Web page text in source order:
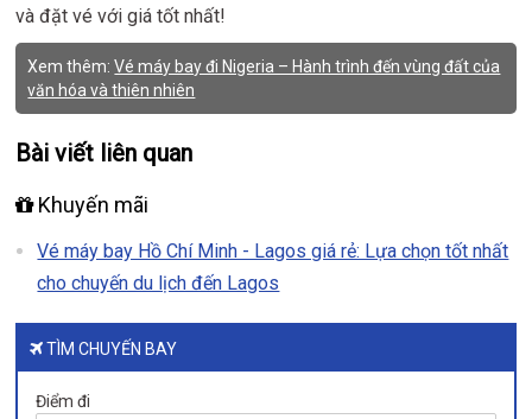
và đặt vé với giá tốt nhất!
Xem thêm:Vé máy bay đi Nigeria – Hành trình đến vùng đất của
văn hóa và thiên nhiên
Bài viết liên quan
Khuyến mãi
Vé máy bay Hồ Chí Minh - Lagos giá rẻ: Lựa chọn tốt nhất
cho chuyến du lịch đến Lagos
TÌM CHUYẾN BAY
Điểm đi